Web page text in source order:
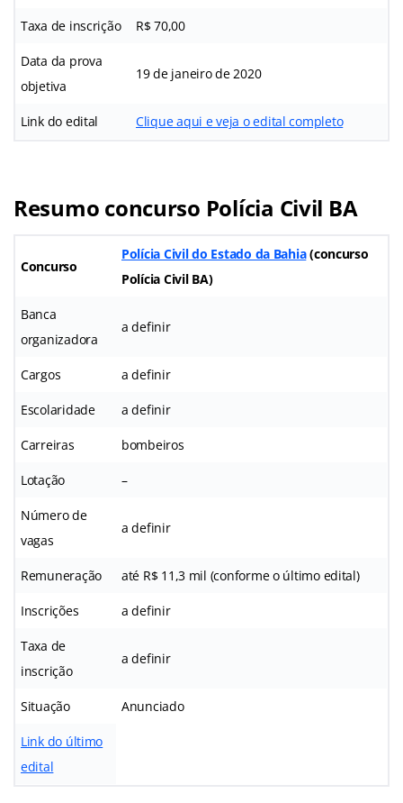
Taxa de inscrição R$ 70,00
Data da prova
objetiva
19 de janeiro de 2020
Link do edital Clique aqui e veja o edital completo
Resumo concurso Polícia Civil BA
Concurso
Polícia Civil do Estado da Bahia(concurso
Polícia Civil BA)
Banca
organizadora
a definir
Cargos a definir
Escolaridade a definir
Carreiras bombeiros
Lotação –
Número de
vagas
a definir
Remuneração até R$ 11,3 mil (conforme o último edital)
Inscrições a definir
Taxa de
inscrição
a definir
Situação Anunciado
Link do último
edital